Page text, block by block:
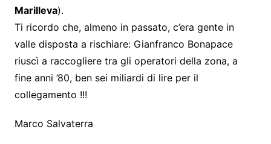
Marilleva).
Ti ricordo che, almeno in passato, c’era gente in
valle disposta a rischiare: Gianfranco Bonapace
riuscì a raccogliere tra gli operatori della zona, a
fine anni ’80, ben sei miliardi di lire per il
collegamento !!!
Marco Salvaterra